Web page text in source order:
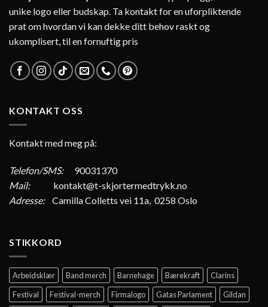
unike logo eller budskap. Ta kontakt for en uforpliktende
prat om hvordan vi kan dekke ditt behov raskt og
ukomplisert, til en fornuftig pris
KONTAKT OSS
Kontakt med meg på:
Telefon/SMS:
90031370
Mail:
kontakt@t-skjortermedtrykk.no
Adresse: Camilla Colletts vei 11a, 0258 Oslo
STIKKORD
Arbeidsklær Band merch Barnehage Bærekraft
Clarins
Festival
Festival-merch Firmalogo Gatas Parlament Gildan